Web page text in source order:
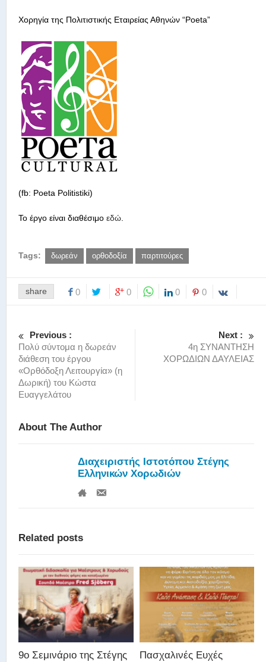
Χορηγία της Πολιτιστικής Εταιρείας Αθηνών “Poeta”
(fb: Poeta Politistiki)
Το έργο είναι διαθέσιμο εδώ
Tags: δωρεάν ορθοδοξία παρτιτούρες
share 0 0 0 0
Previous :
Πολύ σύντομα η δωρεάν
διάθεση του έργου
«Ορθόδοξη Λειτουργία» (η
Δωρική) του Κώστα
Ευαγγελάτου
Next :
4η ΣΥΝΑΝΤΗΣΗ
ΧΟΡΩΔΙΩΝ ΔΑΥΛΕΙΑΣ
About The Author
Διαχειριστής Ιστοτόπου Στέγης
Ελληνικών Χορωδιών
Related posts
9ο Σεμινάριο της Στέγης
Πασχαλινές Ευχές